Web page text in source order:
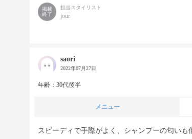
掲載
終了
担当スタイリスト
jour
saori
2022年07月27日
年齢：30代後半
メニュー
スピーディで手際がよく、シャンプーの匂いも